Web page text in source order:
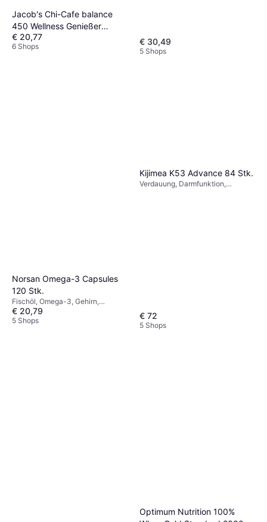
Jacob's Chi-Cafe balance
450 Wellness Genießer
Kaffee Guarana Reishi-Pilz
Ginseng
€ 20,77
6 Shops € 30,49
5 Shops
Norsan Omega-3 Capsules
120 Stk.
Fischöl, Omega-3, Gehirn,
Schwangerschaft, Herz, Augen,
Vitamin E
€ 20,79
5 Shops
Kijimea K53 Advance 84 Stk.
Verdauung, Darmfunktion,
€ 72
5 Shops
Optimum Nutrition 100%